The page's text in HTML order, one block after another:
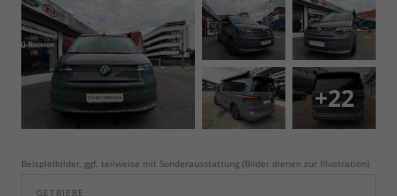
+22
Beispielbilder, ggf. teilweise mit Sonderausstattung (Bilder dienen zur Illustration)
GETRIEBE